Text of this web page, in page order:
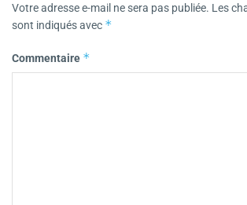
Votre adresse e-mail ne sera pas publiée. Les
sont indiqués avec *
Commentaire *